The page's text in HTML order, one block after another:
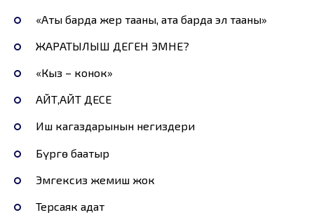
«Атың барда жер тааны, атаң барда эл тааны»
ЖАРАТЫЛЫШ ДЕГЕН ЭМНЕ?
«Кыз – конок»
АЙТ,АЙТ ДЕСЕ
Иш кагаздарынын негиздери
Бүргө баатыр
Эмгексиз жемиш жок
Терсаяк адат